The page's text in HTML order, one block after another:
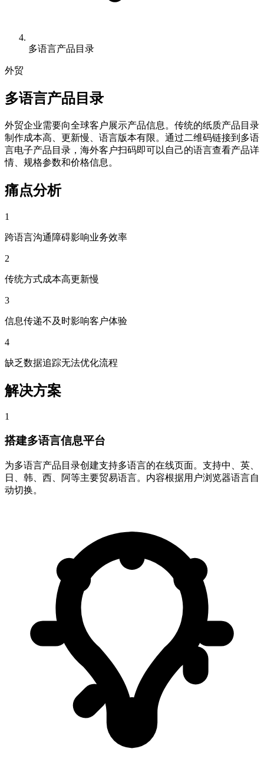
多语言产品目录
外贸
多语言产品目录
外贸企业需要向全球客户展示产品信息。传统的纸质产品目录
制作成本高、更新慢、语言版本有限。通过二维码链接到多语
言电子产品目录，海外客户扫码即可以自己的语言查看产品详
情、规格参数和价格信息。
痛点分析
1
跨语言沟通障碍影响业务效率
2
传统方式成本高更新慢
3
信息传递不及时影响客户体验
4
缺乏数据追踪无法优化流程
解决方案
1
搭建多语言信息平台
为多语言产品目录创建支持多语言的在线页面。支持中、英、
日、韩、西、阿等主要贸易语言。内容根据用户浏览器语言自
动切换。